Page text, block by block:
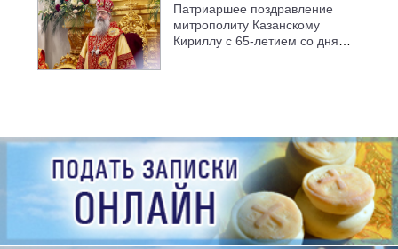
Патриаршее поздравление
митрополиту Казанскому
Кириллу с 65-летием со дня